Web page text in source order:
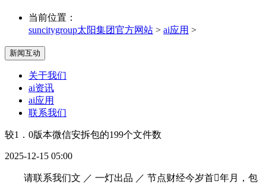
当前位置：
suncitygroup太阳集团官方网站 > ai应用 >
新闻互动
关于我们
ai资讯
ai应用
联系我们
较1．0版本微信安拆包的199个文件数
2025-12-15 05:00
请联系我们文 ／ 一灯出品 ／ 节点财经今岁首年月，包